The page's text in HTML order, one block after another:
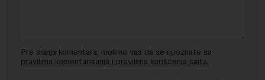
Pre slanja komentara, molimo vas da se upoznate sa
pravilima komentarisanja i pravilima korišćenja sajta.